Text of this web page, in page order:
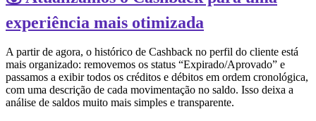
experiência mais otimizada
A partir de agora, o histórico de Cashback no perfil do cliente está
mais organizado: removemos os status “Expirado/Aprovado” e
passamos a exibir todos os créditos e débitos em ordem cronológica,
com uma descrição de cada movimentação no saldo. Isso deixa a
análise de saldos muito mais simples e transparente.